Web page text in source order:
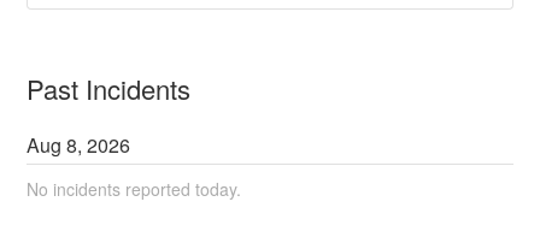
Past Incidents
Aug8,2026
No incidents reported today.